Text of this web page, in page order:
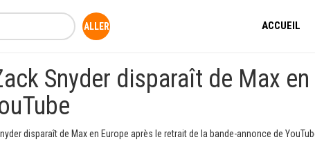
ACCUEIL
Snyder disparaît de Max
disparaît de Max en Europe après le retrait de la bande-annonce de